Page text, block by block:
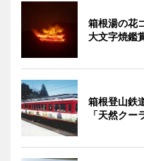
箱根湯の花
大文字焼鑑
箱根登山鉄
「天然ク